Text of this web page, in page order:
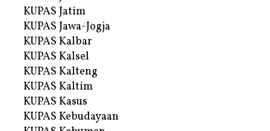
KUPAS Jatim
KUPAS Jawa-Jogja
KUPAS Kalbar
KUPAS Kalsel
KUPAS Kalteng
KUPAS Kaltim
KUPAS Kasus
KUPAS Kebudayaan